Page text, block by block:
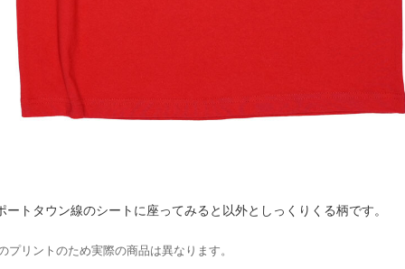
トタウン線のシートに座ってみると以外としっくりくる柄です。
プリントのため実際の商品は異なります。